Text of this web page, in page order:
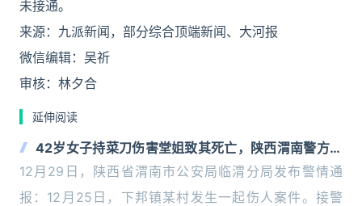
未接通。
来源：九派新闻，部分综合顶端新闻、大河报
微信编辑：吴祈
审核：林夕合
延伸阅读
42岁女子持菜刀伤害堂姐致其死亡，陕西渭南警方通
报：嫌犯有精神病诊疗史，已刑拘
12月29日，陕西省渭南市公安局临渭分局发布警情通
报：12月25日，下邦镇某村发生一起伤人案件。接警